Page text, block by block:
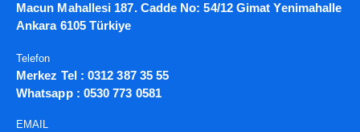
Macun Mahallesi 187. Cadde No: 54/12 Gimat Yenimahalle
Ankara 6105 Türkiye
Telefon
Merkez Tel : 0312 387 35 55
Whatsapp : 0530 773 0581
EMAIL